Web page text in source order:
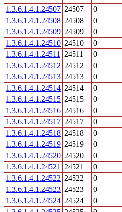
1.3.6.1.4.1.24507 24507 0
1.3.6.1.4.1.24508 24508 0
1.3.6.1.4.1.24509 24509 0
1.3.6.1.4.1.24510 24510 0
1.3.6.1.4.1.24511
24511 0
1.3.6.1.4.1.24512 24512 0
1.3.6.1.4.1.24513 24513 0
1.3.6.1.4.1.24514 24514 0
1.3.6.1.4.1.24515 24515 0
1.3.6.1.4.1.24516 24516 0
1.3.6.1.4.1.24517 24517 0
1.3.6.1.4.1.24518 24518 0
1.3.6.1.4.1.24519 24519 0
1.3.6.1.4.1.24520 24520 0
1.3.6.1.4.1.24521
24521 0
1.3.6.1.4.1.24522 24522 0
1.3.6.1.4.1.24523 24523 0
1.3.6.1.4.1.24524 24524 0